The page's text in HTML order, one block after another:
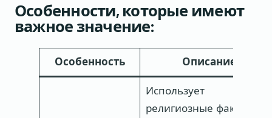
Особенности, которые имеют
важное значение:
Особенность Описание
Использует
религиозные факторы и